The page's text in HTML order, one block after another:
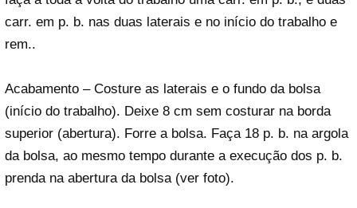
carr. em p. b. nas duas laterais e no início do trabalho e
rem..
Acabamento – Costure as laterais e o fundo da bolsa
(início do trabalho). Deixe 8 cm sem costurar na borda
superior (abertura). Forre a bolsa. Faça 18 p. b. na argola
da bolsa, ao mesmo tempo durante a execução dos p. b.
prenda na abertura da bolsa (ver foto).